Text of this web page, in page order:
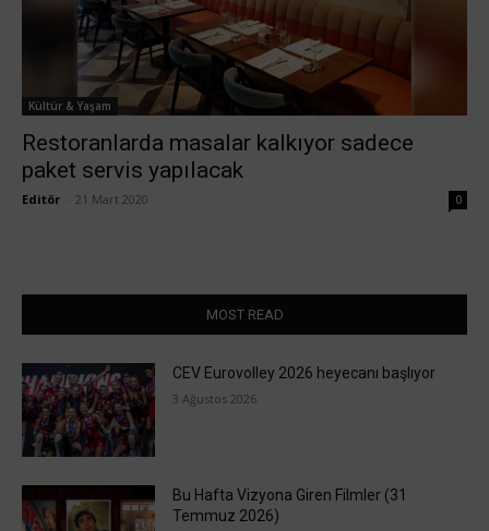
Kültür & Yaşam
Restoranlarda masalar kalkıyor sadece
paket servis yapılacak
Editör 21 Mart 2020 0
MOST READ
CEV Eurovolley 2026 heyecanı başlıyor
3 Ağustos 2026
Bu Hafta Vizyona Giren Filmler (31
Temmuz 2026)